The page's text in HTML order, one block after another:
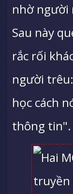
nhờ người
Sau này
rắc rối
người
học cách
thông tin".